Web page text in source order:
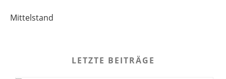
LETZTE BEITRÄGE